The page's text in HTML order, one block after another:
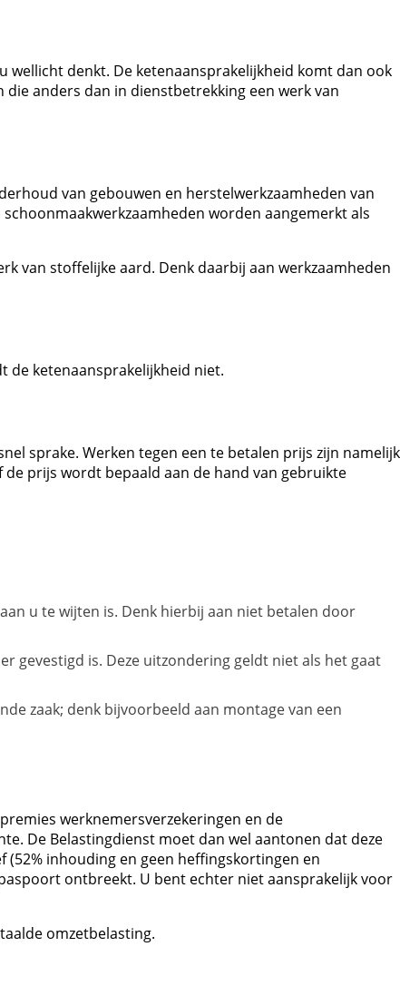
wellicht denkt. De ketenaansprakelijkheid komt dan ook
anders dan in dienstbetrekking een werk van
van gebouwen en herstelwerkzaamheden van
worden aangemerkt als
van stoffelijke aard. Denk daarbij aan werkzaamheden
de ketenaansprakelijkheid niet.
sprake. Werken tegen een te betalen prijs zijn namelijk
prijs wordt bepaald aan de hand van gebruikte
u te wijten is. Denk hierbij aan niet betalen door
gevestigd is. Deze uitzondering geldt niet als het gaat
zaak; denk bijvoorbeeld aan montage van een
werknemersverzekeringen en de
De Belastingdienst moet dan wel aantonen dat deze
inhouding en geen heffingskortingen en
ontbreekt. U bent echter niet aansprakelijk voor
omzetbelasting.